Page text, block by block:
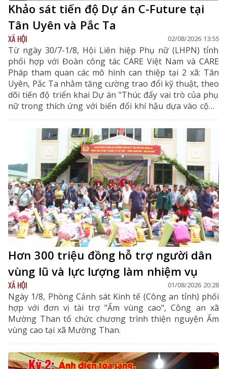
Khảo sát tiến độ Dự án C-Future tại
Tân Uyên và Pắc Ta
XÃ HỘI 02/08/2026 13:55
Từ ngày 30/7-1/8, Hội Liên hiệp Phụ nữ (LHPN) tỉnh
phối hợp với Đoàn công tác CARE Việt Nam và CARE
Pháp tham quan các mô hình can thiệp tại 2 xã: Tân
Uyên, Pắc Ta nhằm tăng cường trao đổi kỹ thuật, theo
dõi tiến độ triển khai Dự án "Thúc đẩy vai trò của phụ
nữ trong thích ứng với biến đổi khí hậu dựa vào cộng
đồng (C-Future)" được UBND tỉnh phê duyệt theo
Quyết định số 400/QĐ-UBND ngày 27/2/2025.
Hơn 300 triệu đồng hỗ trợ người dân
vùng lũ và lực lượng làm nhiệm vụ
XÃ HỘI 01/08/2026 20:28
Ngày 1/8, Phòng Cảnh sát Kinh tế (Công an tỉnh) phối
hợp với đơn vị tài trợ "Ấm vùng cao", Công an xã
Mường Than tổ chức chương trình thiện nguyện Ấm
vùng cao tại xã Mường Than.